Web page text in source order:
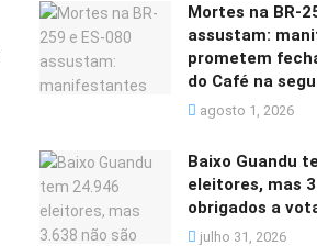
Mortes na BR-
assustam:
prometem
do Café na
agosto 1, 2026
Baixo Guandu
eleitores, mas
obrigados a
julho 31, 2026